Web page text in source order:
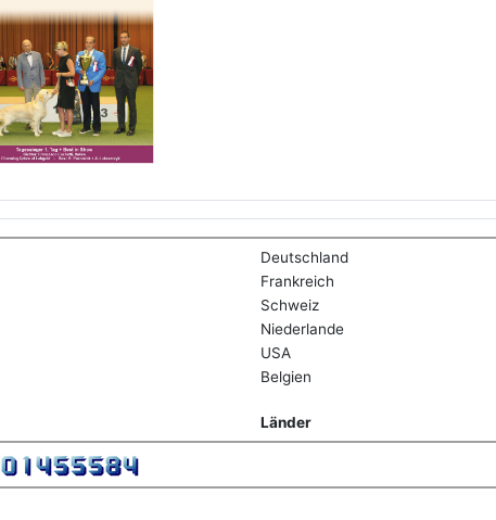
Deutschland
Frankreich
Schweiz
Niederlande
USA
Belgien
Länder